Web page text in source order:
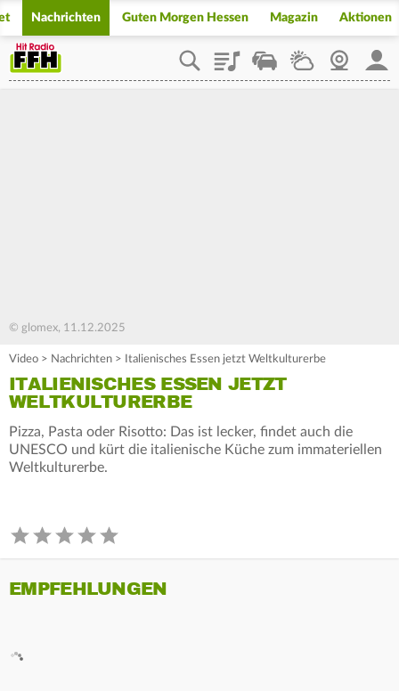
Nachrichten Guten Morgen Hessen Magazin Aktionen
PlaylistStaupilotWetterWebcam
© glomex, 11.12.2025
Video > Nachrichten > Italienisches Essen jetzt Weltkulturerbe
ITALIENISCHES ESSEN JETZT
WELTKULTURERBE
Pizza, Pasta oder Risotto: Das ist lecker, findet auch die
UNESCO und kürt die italienische Küche zum immateriellen
Weltkulturerbe.
EMPFEHLUNGEN